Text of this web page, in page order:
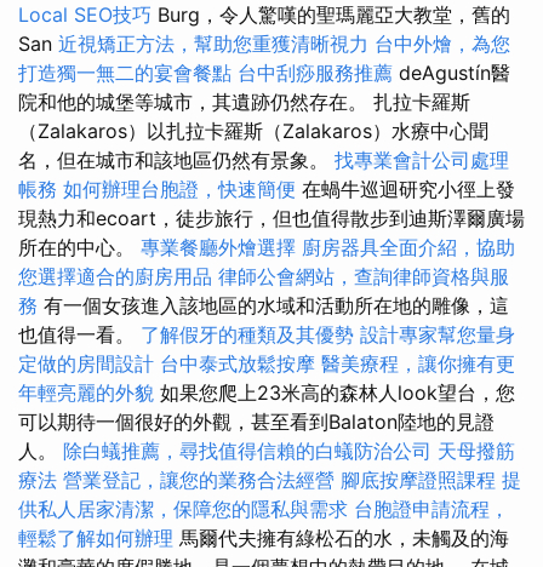
Local SEO技巧 Burg，令人驚嘆的聖瑪麗亞大教堂，舊的
San 近視矯正方法，幫助您重獲清晰視力 台中外燴，為您
打造獨一無二的宴會餐點 台中刮痧服務推薦 deAgustín醫
院和他的城堡等城市，其遺跡仍然存在。 扎拉卡羅斯
（Zalakaros）以扎拉卡羅斯（Zalakaros）水療中心聞
名，但在城市和該地區仍然有景象。 找專業會計公司處理
帳務 如何辦理台胞證，快速簡便 在蝸牛巡迴研究小徑上發
現熱力和ecoart，徒步旅行，但也值得散步到迪斯澤爾廣場
所在的中心。 專業餐廳外燴選擇 廚房器具全面介紹，協助
您選擇適合的廚房用品 律師公會網站，查詢律師資格與服
務 有一個女孩進入該地區的水域和活動所在地的雕像，這
也值得一看。 了解假牙的種類及其優勢 設計專家幫您量身
定做的房間設計 台中泰式放鬆按摩 醫美療程，讓你擁有更
年輕亮麗的外貌 如果您爬上23米高的森林人look望台，您
可以期待一個很好的外觀，甚至看到Balaton陸地的見證
人。 除白蟻推薦，尋找值得信賴的白蟻防治公司 天母撥筋
療法 營業登記，讓您的業務合法經營 腳底按摩證照課程 提
供私人居家清潔，保障您的隱私與需求 台胞證申請流程，
輕鬆了解如何辦理 馬爾代夫擁有綠松石的水，未觸及的海